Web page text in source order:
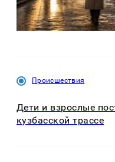
Происшествия
Дети и взрослые
кузбасской трассе